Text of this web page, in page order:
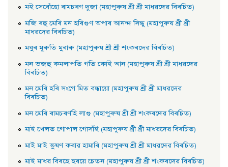
মই সেবোঁহাে ৰামচৰণ দুজা (মহাপুৰুষ শ্ৰী শ্ৰী মাধৱদেৱ বিৰচিত)
মজি ৰহু মেৰি মন হৰিগুণ অপাৰ আনন্দ সিন্ধু (মহাপুৰুষ শ্রী শ্রী
মাধৱদেৱ বিৰচিত)
মধুৰ মূৰুতি মুৰাৰু (মহাপুৰুষ শ্ৰী শ্ৰী শংকৰদেৱ বিৰচিত)
মন ভজহু কমলাপতি গতি কোই আন (মহাপুৰুষ শ্ৰী শ্ৰী মাধৱদেৱ
বিৰচিত)
মন মেৰি হৰি সংগে মিত বন্ধায়াে (মহাপুৰুষ শ্ৰী শ্ৰী মাধৱদেৱ
বিৰচিত)
মন মেৰি ৰামচৰণহি লাগু (মহাপুৰুষ শ্ৰী শ্ৰী শংকৰদেৱ বিৰচিত)
মাই খেলত গােপাল গােসাঁই (মহাপুৰুষ শ্ৰী শ্ৰী মাধৱদেৱ বিৰচিত)
মাই মাই ভুষণ কৰাৱ হামাৰি (মহাপুৰুষ শ্ৰী শ্ৰী মাধৱদেৱ বিৰচিত)
মাই মাধৱ বিৰহে হৰয়ে চেতন (মহাপুৰুষ শ্ৰী শ্ৰী শংকৰদেৱ বিৰচিত)